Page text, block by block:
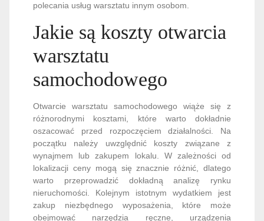
polecania usług warsztatu innym osobom.
Jakie są koszty otwarcia
warsztatu
samochodowego
Otwarcie warsztatu samochodowego wiąże się z
różnorodnymi kosztami, które warto dokładnie
oszacować przed rozpoczęciem działalności. Na
początku należy uwzględnić koszty związane z
wynajmem lub zakupem lokalu. W zależności od
lokalizacji ceny mogą się znacznie różnić, dlatego
warto przeprowadzić dokładną analizę rynku
nieruchomości. Kolejnym istotnym wydatkiem jest
zakup niezbędnego wyposażenia, które może
obejmować narzędzia ręczne, urządzenia